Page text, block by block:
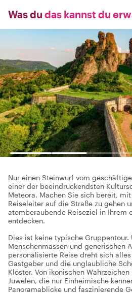
Was du das kannst du
Nur einen Steinwurf vom
einer der beeindruckendsten
Meteora. Machen Sie sich bereit,
Reiseleiter auf die Straße zu gehen
atemberaubende Reiseziel in Ihrem
entdecken.
Dies ist keine typische
Menschenmassen und generischen
personalisierte Reise dreht sich
Gastgeber und die unglaubliche
Klöster. Von ikonischen
Juwelen, die nur Einheimische
Panoramablicke und faszinierende